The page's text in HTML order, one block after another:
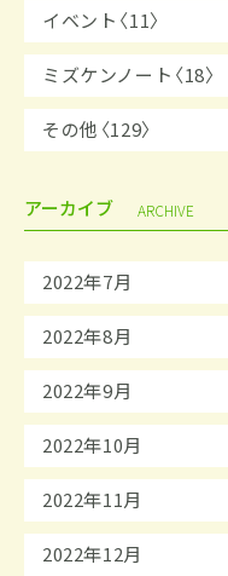
イベント〈11〉
ミズケンノート〈18〉
その他〈129〉
アーカイブ ARCHIVE
2022年7月
2022年8月
2022年9月
2022年10月
2022年11月
2022年12月